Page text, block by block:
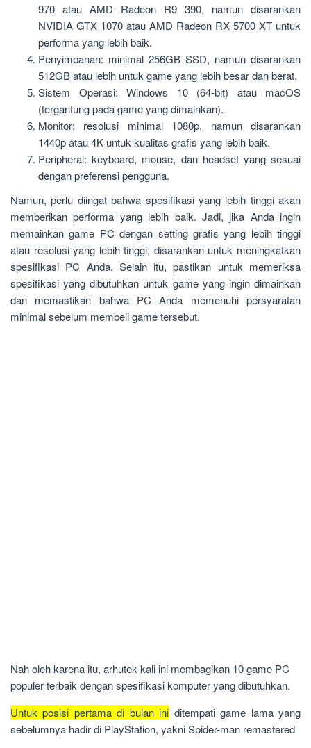
970 atau AMD Radeon R9 390, namun disarankan
NVIDIA GTX 1070 atau AMD Radeon RX 5700 XT untuk
performa yang lebih baik.
Penyimpanan: minimal 256GB SSD, namun disarankan
512GB atau lebih untuk game yang lebih besar dan berat.
Sistem Operasi: Windows 10 (64-bit) atau macOS
(tergantung pada game yang dimainkan).
Monitor: resolusi minimal 1080p, namun disarankan
1440p atau 4K untuk kualitas grafis yang lebih baik.
Peripheral: keyboard, mouse, dan headset yang sesuai
dengan preferensi pengguna.
Namun, perlu diingat bahwa spesifikasi yang lebih tinggi akan
memberikan performa yang lebih baik. Jadi, jika Anda ingin
memainkan game PC dengan setting grafis yang lebih tinggi
atau resolusi yang lebih tinggi, disarankan untuk meningkatkan
spesifikasi PC Anda. Selain itu, pastikan untuk memeriksa
spesifikasi yang dibutuhkan untuk game yang ingin dimainkan
dan memastikan bahwa PC Anda memenuhi persyaratan
minimal sebelum membeli game tersebut.
Nah oleh karena itu, arhutek kali ini membagikan 10 game PC
populer terbaik dengan spesifikasi komputer yang dibutuhkan.
Untuk posisi pertama di bulan ini ditempati game lama yang
sebelumnya hadir di PlayStation, yakni Spider-man remastered